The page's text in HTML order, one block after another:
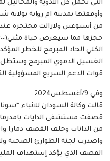
التي تحمل كل الادوية
وأوقفتها بمدينة ام روابة
من أسبوعين ولازالت محتجزة
الكلي الحاد المبرمج للخطر
الغسيل الدموي المبرمج
قوات الدعم السريع المسؤولية
وفي 9/أغسطس2024
قالت وكالة السودان للانباء
قصفت مستشفى الدايات بامدرمان
من الدانات وخلف القصف دمارا
واصدرت لجنة الطوارئ الصحية
القصف الذي يؤكد إستهداف